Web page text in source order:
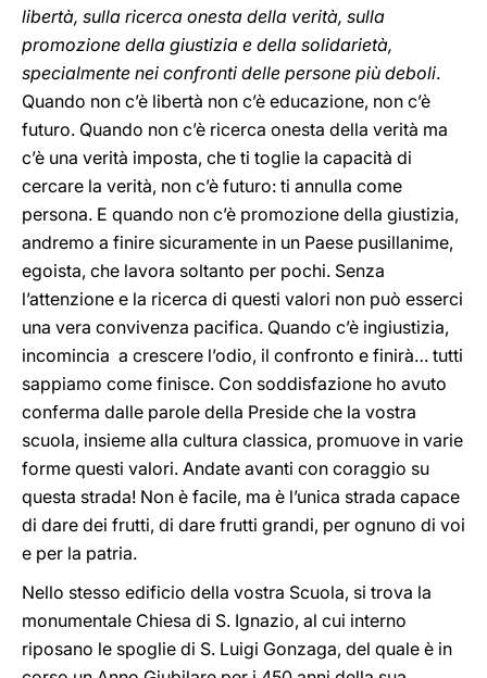
libertà, sulla ricerca onesta della verità, sulla
promozione della giustizia e della solidarietà,
specialmente nei confronti delle persone più deboli.
Quando non c’è libertà non c’è educazione, non c’è
futuro. Quando non c’è ricerca onesta della verità ma
c’è una verità imposta, che ti toglie la capacità di
cercare la verità, non c’è futuro: ti annulla come
persona. E quando non c’è promozione della giustizia,
andremo a finire sicuramente in un Paese pusillanime,
egoista, che lavora soltanto per pochi. Senza
l’attenzione e la ricerca di questi valori non può esserci
una vera convivenza pacifica. Quando c’è ingiustizia,
incomincia a crescere l’odio, il confronto e finirà… tutti
sappiamo come finisce. Con soddisfazione ho avuto
conferma dalle parole della Preside che la vostra
scuola, insieme alla cultura classica, promuove in varie
forme questi valori. Andate avanti con coraggio su
questa strada! Non è facile, ma è l’unica strada capace
di dare dei frutti, di dare frutti grandi, per ognuno di voi
e per la patria.
Nello stesso edificio della vostra Scuola, si trova la
monumentale Chiesa di S. Ignazio, al cui interno
riposano le spoglie di S. Luigi Gonzaga, del quale è in